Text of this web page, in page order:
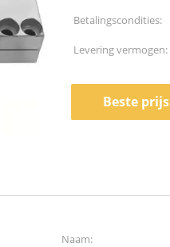
Betalingscondities:
Levering vermogen:
Beste prijs
Naam: